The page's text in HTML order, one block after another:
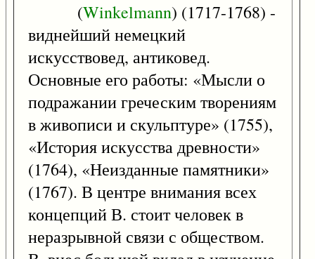
(Winkelmann) (1717-1768) -
виднейший немецкий
искусствовед, антиковед.
Основные его работы: «Мысли о
подражании греческим творениям
в живописи и скульптуре» (1755),
«История искусства древности»
(1764), «Неизданные памятники»
(1767). В центре внимания всех
концепций В. стоит человек в
неразрывной связи с обществом.